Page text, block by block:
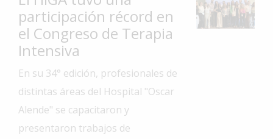
Ciudad
Deportes
Arte
Espectáculos
Cartelera
participación récord en
el Congreso de Terapia
Intensiva
En su 34° edición, profesionales de
distintas áreas del Hospital "Oscar
Alende" se capacitaron y
presentaron trabajos de